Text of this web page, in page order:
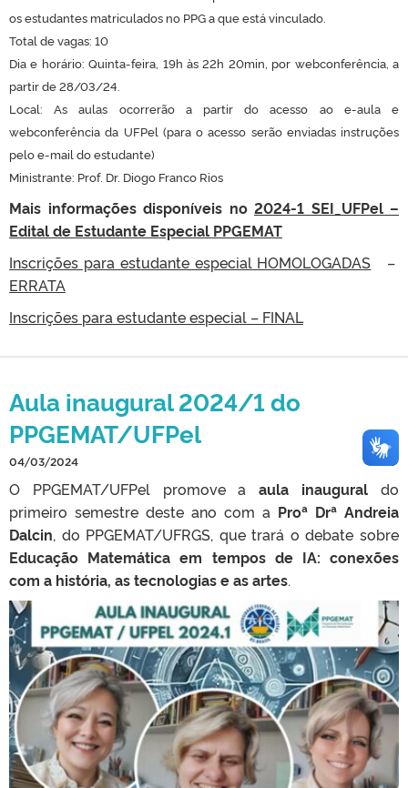
os estudantes matriculados no PPG a que está vinculado.
Total de vagas: 10
Dia e horário: Quinta-feira, 19h às 22h 20min, por webconferência, a
partir de 28/03/24.
Local: As aulas ocorrerão a partir do acesso ao e-aula e
webconferência da UFPel (para o acesso serão enviadas instruções
pelo e-mail do estudante)
Ministrante: Prof. Dr. Diogo Franco Rios
Mais informações disponíveis no 2024-1 SEI_UFPel –
Edital de Estudante Especial PPGEMAT
Inscrições para estudante especial HOMOLOGADAS –
ERRATA
Inscrições para estudante especial – FINAL
Aula inaugural 2024/1 do
PPGEMAT/UFPel
04/03/2024
O PPGEMAT/UFPel promove aaula inaugural do
primeiro semestre deste ano com a Proª Drª Andreia
Dalcin, do PPGEMAT/UFRGS, que trará o debate sobre
Educação Matemática em tempos de IA: conexões
com a história, as tecnologias e as artes.